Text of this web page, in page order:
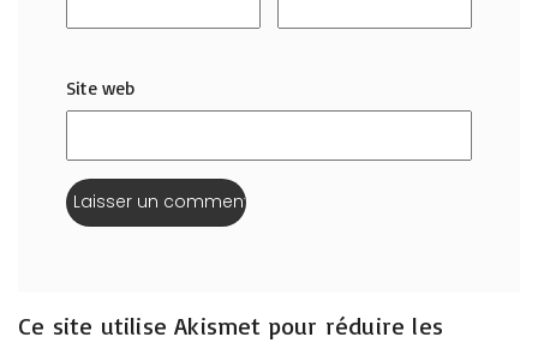
Site web
Ce site utilise Akismet pour réduire les